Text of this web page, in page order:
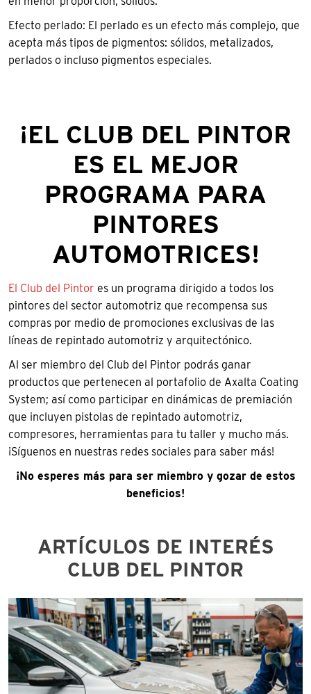
Efecto perlado: El perlado es un efecto más complejo, que
acepta más tipos de pigmentos: sólidos, metalizados,
perlados o incluso pigmentos especiales.
¡EL CLUB DEL PINTOR
ES EL MEJOR
PROGRAMA PARA
PINTORES
AUTOMOTRICES!
El Club del Pintor es un programa dirigido a todos los
pintores del sector automotriz que recompensa sus
compras por medio de promociones exclusivas de las
líneas de repintado automotriz y arquitectónico.
Al ser miembro del Club del Pintor podrás ganar
productos que pertenecen al portafolio de Axalta Coating
System; así como participar en dinámicas de premiación
que incluyen pistolas de repintado automotriz,
compresores, herramientas para tu taller y mucho más.
¡Síguenos en nuestras redes sociales para saber más!
¡No esperes más para ser miembro y gozar de estos
beneficios!
ARTÍCULOS DE INTERÉS
CLUB DEL PINTOR